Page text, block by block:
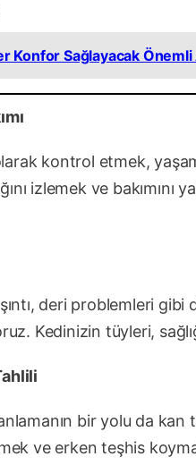
Konfor Sağlayacak
kontrol etmek,
izlemek ve bakımını
deri problemleri
Kedinizin tüyleri,
bir yolu da
ve erken teşhis